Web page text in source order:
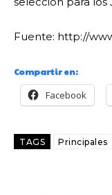
Fuente: http://
Compartir en:
Facebook
TAGS Principales